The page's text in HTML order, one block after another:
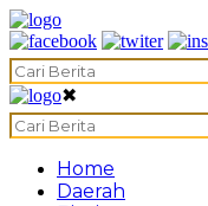
✖
Home
Daerah